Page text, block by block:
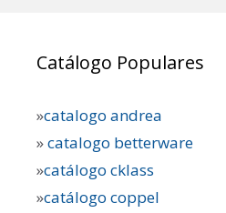
Catálogo Populares
»catalogo andrea
»catalogo betterware
»catálogo cklass
»catálogo coppel